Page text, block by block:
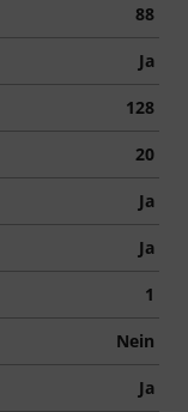
88
Ja
128
20
Ja
Ja
1
Nein
Ja